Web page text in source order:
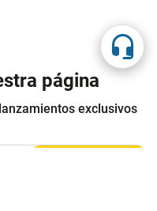
página
exclusivos